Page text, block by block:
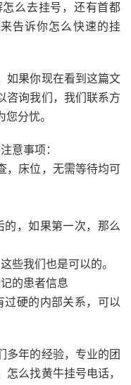
么去挂号，还有首都
告诉你怎么快速的挂
如果你现在看到这篇文
咨询我们，我们联系方
分忧。
意事项：
，床位，无需等待均可
的，如果第一次，那么
些我们也是可以的。
的患者信息
硬的内部关系，可以
多年的经验，专业的团
么找黄牛挂号电话，